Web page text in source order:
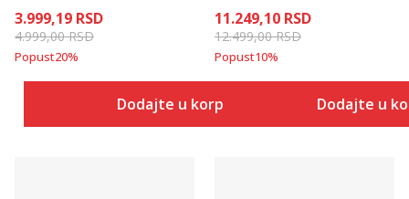
3.999,19 RSD
4.999,00RSD
Popust20%
Dodajte u korpu
11.249,10 RSD
12.499,00RSD
Popust10%
Dodajte u